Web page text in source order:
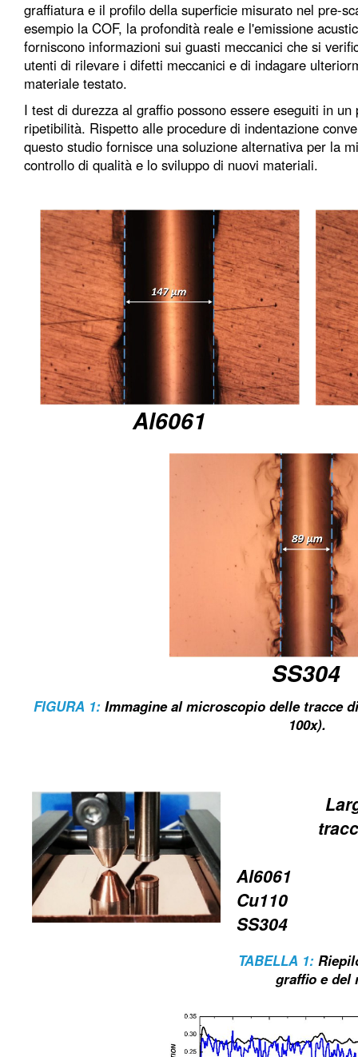
graffiatura e il profilo della superficie misurato nel pre-
esempio la COF, la profondità reale e l'emissione
forniscono informazioni sui guasti meccanici che si
utenti di rilevare i difetti meccanici e di indagare
materiale testato.
I test di durezza al graffio possono essere eseguiti in
ripetibilità. Rispetto alle procedure di indentazione
questo studio fornisce una soluzione alternativa per la
controllo di qualità e lo sviluppo di nuovi materiali.
Al6061
SS304
FIGURA 1:Immagine al microscopio delle tracce
100x).
Al6061
Cu110
SS304
TABELLA 1:
graffio e del